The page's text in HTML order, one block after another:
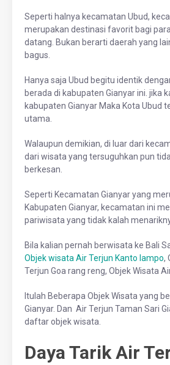
Seperti halnya kecamatan Ubud,
merupakan destinasi favorit bagi
datang. Bukan berarti daerah yang
bagus.
Hanya saja Ubud begitu identik
berada di kabupaten Gianyar ini. jika
kabupaten Gianyar Maka Kota Ubud
utama.
Walaupun demikian, di luar dari
dari wisata yang tersuguhkan pun
berkesan.
Seperti Kecamatan Gianyar yang
Kabupaten Gianyar, kecamatan ini
pariwisata yang tidak kalah
Bila kalian pernah berwisata ke Bali
Objek wisata Air Terjun Kanto lampo,
Terjun Goa rang reng, Objek Wisata
Itulah Beberapa Objek Wisata yang
Gianyar. Dan Air Terjun Taman Sari
daftar objek wisata.
Daya Tarik Air